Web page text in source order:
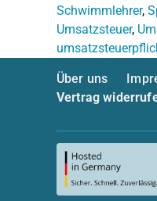
Schwimmlehrer,
Umsatzsteuer,
Über uns
Vertrag